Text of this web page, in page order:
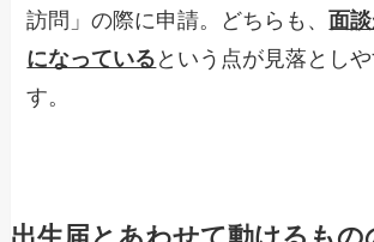
訪問」の際に申請。どちらも、 面
になっている という点が見落とし
す。